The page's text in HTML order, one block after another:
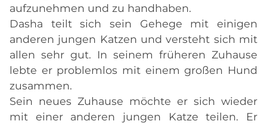
aufzunehmen und zu handhaben.
Dasha teilt sich sein Gehege mit einigen
anderen jungen Katzen und versteht sich mit
allen sehr gut. In seinem früheren Zuhause
lebte er problemlos mit einem großen Hund
zusammen.
Sein neues Zuhause möchte er sich wieder
mit einer anderen jungen Katze teilen. Er